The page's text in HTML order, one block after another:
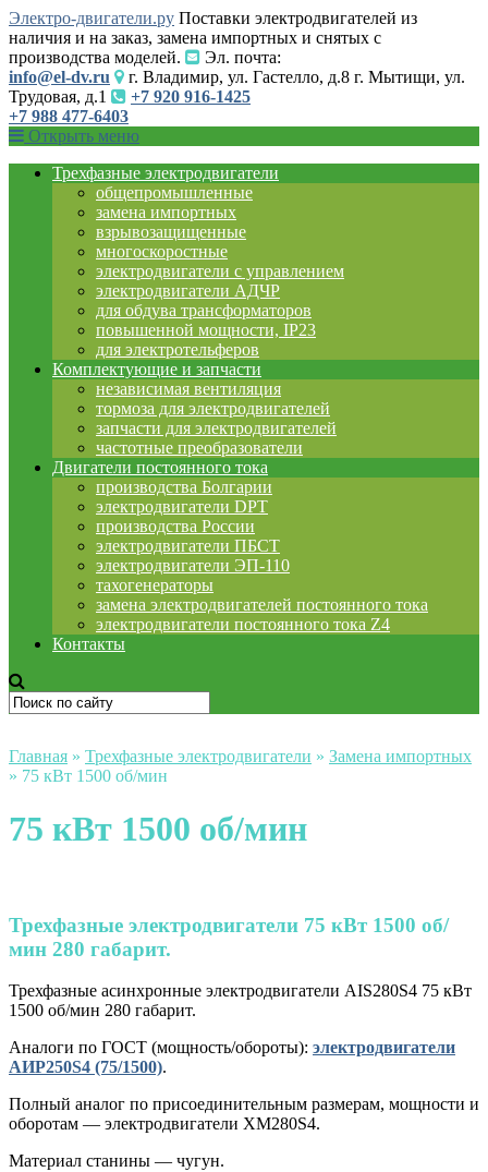
Электро-двигатели.ру Поставки электродвигателей из
наличия и на заказ, замена импортных и снятых с
производства моделей.
Эл. почта:
info@el-dv.ru
г. Владимир, ул. Гастелло, д.8 г. Мытищи, ул.
Трудовая, д.1
+7 920 916-1425
+7 988 477-6403
Открыть меню
Трехфазные электродвигатели
общепромышленные
замена импортных
взрывозащищенные
многоскоростные
электродвигатели с управлением
электродвигатели АДЧР
для обдува трансформаторов
повышенной мощности, IP23
для электротельферов
Комплектующие и запчасти
независимая вентиляция
тормоза для электродвигателей
запчасти для электродвигателей
частотные преобразователи
Двигатели постоянного тока
производства Болгарии
электродвигатели DPT
производства России
электродвигатели ПБСТ
электродвигатели ЭП-110
тахогенераторы
замена электродвигателей постоянного тока
электродвигатели постоянного тока Z4
Контакты
Главная » Трехфазные электродвигатели » Замена импортных
» 75 кВт 1500 об/мин
75 кВт 1500 об/мин
Трехфазные электродвигатели 75 кВт 1500 об/
мин 280 габарит.
Трехфазные асинхронные электродвигатели AIS280S4 75 кВт
1500 об/мин 280 габарит.
Аналоги по ГОСТ (мощность/обороты): электродвигатели
АИР250S4 (75/1500).
Полный аналог по присоединительным размерам, мощности и
оборотам — электродвигатели XM280S4.
Материал станины — чугун.